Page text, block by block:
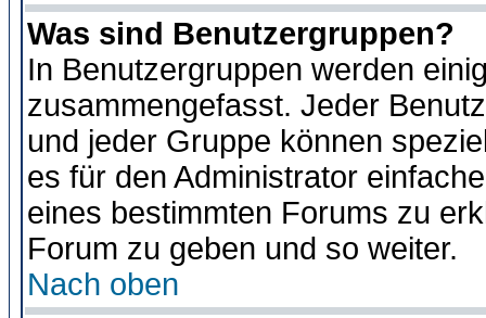
Was sind Benutzergruppen?
In Benutzergruppen werden
zusammengefasst. Jeder
und jeder Gruppe können
es für den Administrator
eines bestimmten Forums zu
Forum zu geben und so weiter.
Nach oben